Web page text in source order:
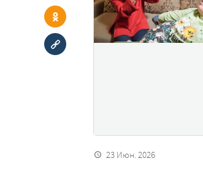
23 Июн. 2026